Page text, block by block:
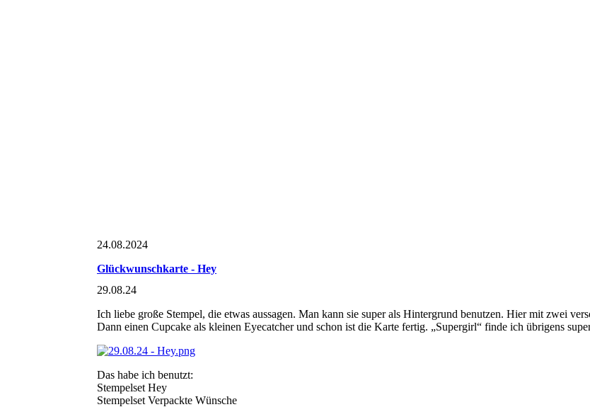
24.08.2024
Glückwunschkarte - Hey
29.08.24
Ich liebe große Stempel, die etwas aussagen. Man kann sie super als Hintergrund benutzen. Hier mit zwei
Dann einen Cupcake als kleinen Eyecatcher und schon ist die Karte fertig. „Supergirl“ finde ich übrigens
Das habe ich benutzt:
Stempelset Hey
Stempelset Verpackte Wünsche